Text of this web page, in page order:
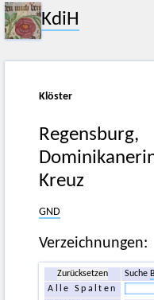
KdiH
Klöster
Regensburg,
Kreuz
GND
Verzeichnungen:
Zurücksetzen Suche
Alle Spalten